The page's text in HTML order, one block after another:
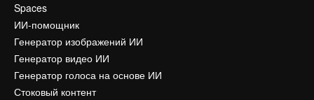
Spaces
ИИ-помощник
Генератор изображений ИИ
Генератор видео ИИ
Генератор голоса на основе ИИ
Стоковый контент